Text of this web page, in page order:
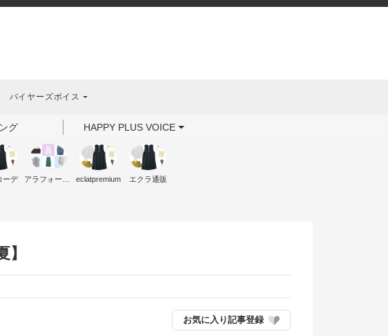
バイヤーズボイス
グ HAPPY PLUS VOICE
ーデ eclatpremium エクラ通販
お気に入り記事登録